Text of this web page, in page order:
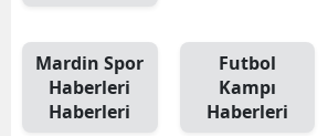
Mardin Spor
Haberleri
Haberleri
Futbol
Kampı
Haberleri